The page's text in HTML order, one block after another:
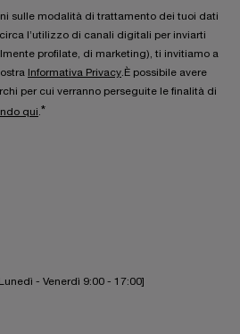
sulle modalità di trattamento dei tuoi dati
l’utilizzo di canali digitali per inviarti
profilate, di marketing), ti invitiamo a
Informativa Privacy .È possibile avere
per cui verranno perseguite le finalità di
qui *
- Venerdì 9:00 - 17:00]